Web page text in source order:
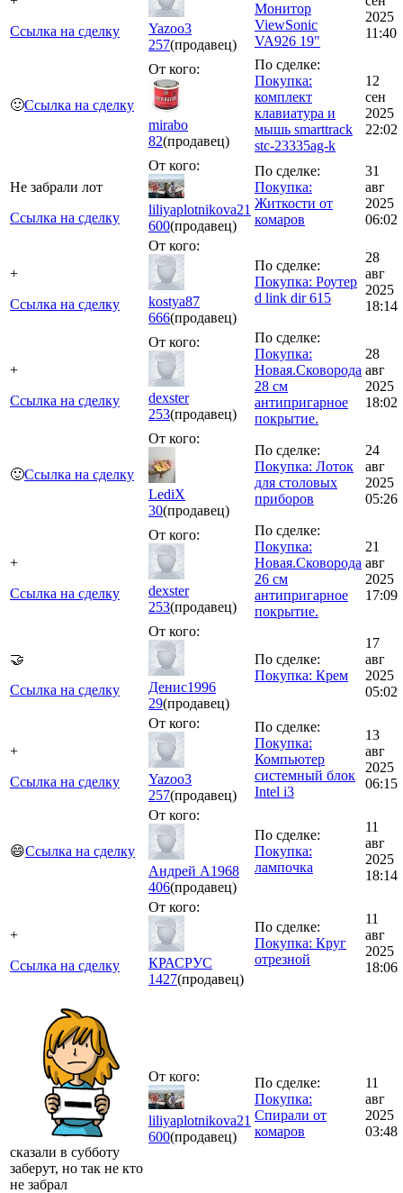
Ссылка на сделку
Yazoo3
257(продавец)
Монитор
ViewSonic
VA926 19"
2025
11:40
🙂Ссылка на сделку
От кого:
mirabo
82(продавец)
По сделке:
Покупка:
комплект
клавиатура и
мышь smarttrack
stc-23335ag-k
12
сен
2025
22:02
Не забрали лот
Ссылка на сделку
От кого:
liliyaplotnikova21
600(продавец)
По сделке:
Покупка:
Житкости от
комаров
31
авг
2025
06:02
+
Ссылка на сделку
От кого:
kostya87
666(продавец)
По сделке:
Покупка: Роутер
d link dir 615
28
авг
2025
18:14
+
Ссылка на сделку
От кого:
dexster
253(продавец)
По сделке:
Покупка:
Новая.Сковорода
28 см
антипригарное
покрытие.
28
авг
2025
18:02
🙂Ссылка на сделку
От кого:
LediX
30(продавец)
По сделке:
Покупка: Лоток
для столовых
приборов
24
авг
2025
05:26
+
Ссылка на сделку
От кого:
dexster
253(продавец)
По сделке:
Покупка:
Новая.Сковорода
26 см
антипригарное
покрытие.
21
авг
2025
17:09
🤝
Ссылка на сделку
От кого:
Денис1996
29(продавец)
По сделке:
Покупка: Крем
17
авг
2025
05:02
+
Ссылка на сделку
От кого:
Yazoo3
257(продавец)
По сделке:
Покупка:
Компьютер
системный блок
Intel i3
13
авг
2025
06:15
😄Ссылка на сделку
От кого:
Андрей А1968
406(продавец)
По сделке:
Покупка:
лампочка
11
авг
2025
18:14
+
Ссылка на сделку
От кого:
КРАСРУС
1427(продавец)
По сделке:
Покупка: Круг
отрезной
11
авг
2025
18:06
сказали в субботу
заберут, но так не кто
не забрал
От кого:
liliyaplotnikova21
600(продавец)
По сделке:
Покупка:
Спирали от
комаров
11
авг
2025
03:48